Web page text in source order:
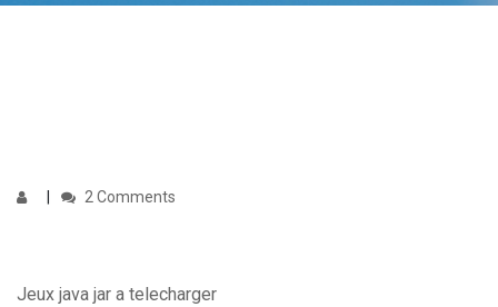
2 Comments
Jeux java jar a telecharger